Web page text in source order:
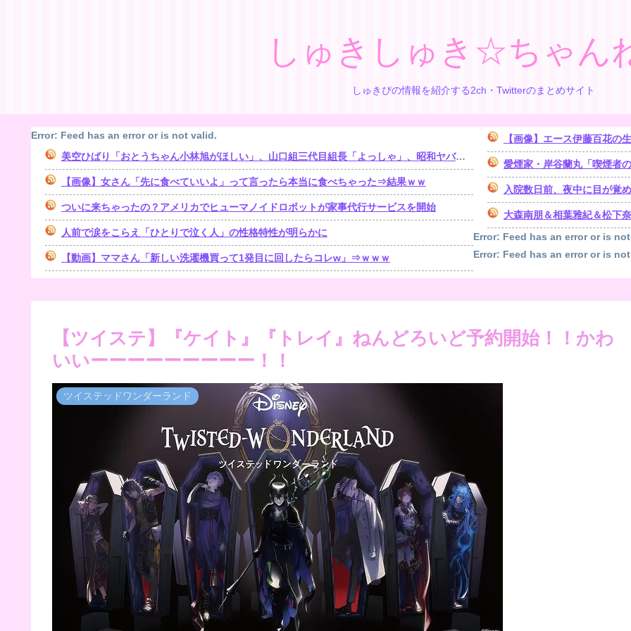
しゅきしゅき☆ちゃん
しゅきぴの情報を紹介する2ch・Twitterのまとめサイト
Error: Feed has an error or is not valid.
美空ひばり「おとうちゃん小林旭がほしい」、山口組三代目組長「よっしゃ」、昭和ヤバすぎ⇒！！！
【画像】女さん「先に食べていいよ」って言ったら本当に食べちゃった⇒結果ｗｗ
ついに来ちゃったの？アメリカでヒューマノイドロボットが家事代行サービスを開始
人前で涙をこらえ「ひとりで泣く人」の性格特性が明らかに
【動画】ママさん「新しい洗濯機買って1発目に回したらコレw」⇒ｗｗｗ
【画像】エース伊藤百花の
愛煙家・岸谷蘭丸「喫煙者
入院数日前、夜中に目が覚めたら体が動か
大森南朋＆相葉雅紀＆松下
Error: Feed has an error or is
Error: Feed has an error or is
【ツイステ】『ケイト』『トレイ』ねんどろいど予約開始！！かわ
いいーーーーーーーーー！！
ツイステッドワンダーランド